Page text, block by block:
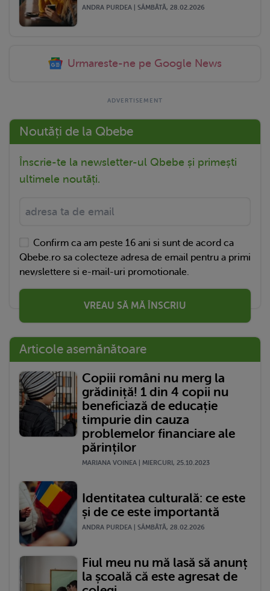
ANDRA PURDEA | SÂMBĂTĂ, 28.02.2026
Urmareste-ne pe Google News
Noutăți de la Qbebe
Înscrie-te la newsletter-ul Qbebe și primești
ultimele noutăți.
Confirm ca am peste 16 ani si sunt de acord ca
Qbebe.ro sa colecteze adresa de email pentru a primi
newslettere si e-mail-uri promotionale.
VREAU SĂ MĂ ÎNSCRIU
Articole asemănătoare
Copiii români nu merg la
grădiniță! 1 din 4 copii nu
beneficiază de educație
timpurie din cauza
problemelor financiare ale
părinților
MARIANA VOINEA | MIERCURI, 25.10.2023
Identitatea culturală: ce este
și de ce este importantă
ANDRA PURDEA | SÂMBĂTĂ, 28.02.2026
Fiul meu nu mă lasă să anunț
la școală că este agresat de